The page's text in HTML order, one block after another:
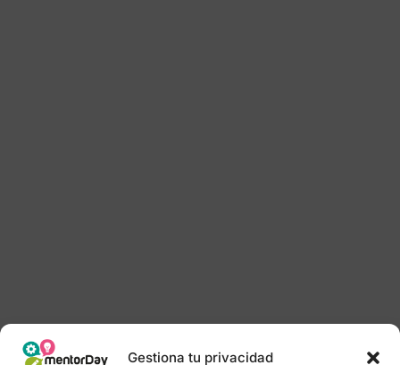
Gestiona tu privacidad